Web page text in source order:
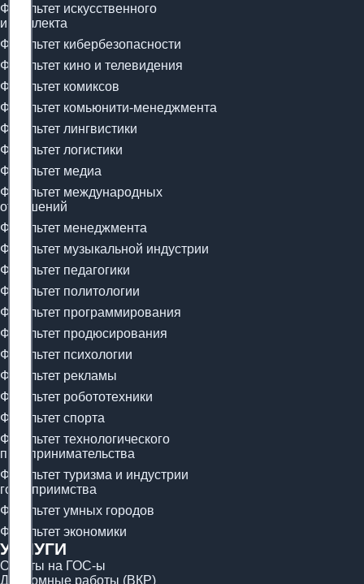
Факультет искусственного
интеллекта
Факультет кибербезопасности
Факультет кино и телевидения
Факультет комиксов
Факультет комьюнити-менеджмента
Факультет лингвистики
Факультет логистики
Факультет медиа
Факультет международных
отношений
Факультет менеджмента
Факультет музыкальной индустрии
Факультет педагогики
Факультет политологии
Факультет программирования
Факультет продюсирования
Факультет психологии
Факультет рекламы
Факультет робототехники
Факультет спорта
Факультет технологического
предпринимательства
Факультет туризма и индустрии
гостеприимства
Факультет умных городов
Факультет экономики
УСЛУГИ
Ответы на ГОС-ы
Дипломные работы (ВКР)